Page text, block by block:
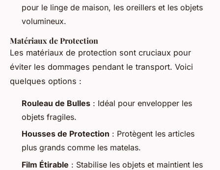
pour le linge de maison, les oreillers et les objets
volumineux.
Matériaux de Protection
Les matériaux de protection sont cruciaux pour
éviter les dommages pendant le transport. Voici
quelques options :
Rouleau de Bulles : Idéal pour envelopper les
objets fragiles.
Housses de Protection : Protègent les articles
plus grands comme les matelas.
Film Étirable : Stabilise les objets et maintient les